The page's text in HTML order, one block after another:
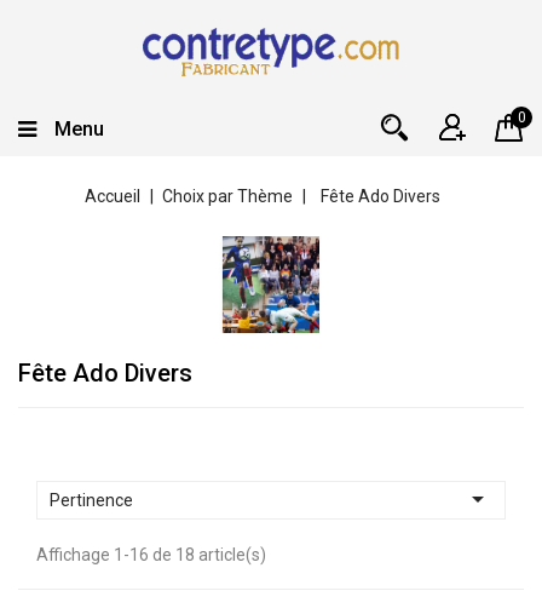
0
Menu
Accueil Choix par Thème Fête Ado Divers
Fête Ado Divers
Pertinence 
Affichage 1-16 de 18 article(s)